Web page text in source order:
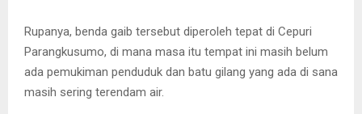
Rupanya, benda gaib tersebut diperoleh tepat di Cepuri
Parangkusumo, di mana masa itu tempat ini masih belum
ada pemukiman penduduk dan batu gilang yang ada di sana
masih sering terendam air.